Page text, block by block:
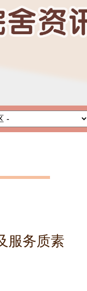
服务质素